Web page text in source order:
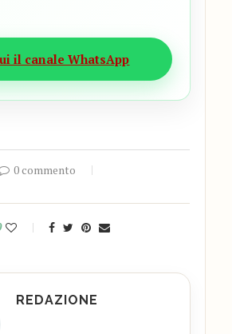
il canale WhatsApp
0 commento
REDAZIONE